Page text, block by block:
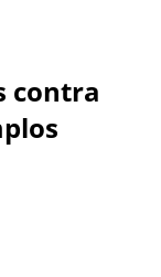
contra